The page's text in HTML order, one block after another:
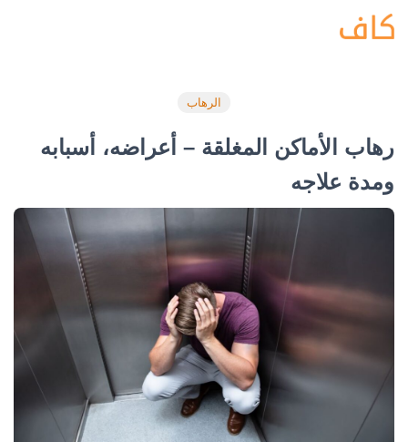
الرهاب
رهاب الأماكن المغلقة – أعراضه، أسبابه
ومدة علاجه